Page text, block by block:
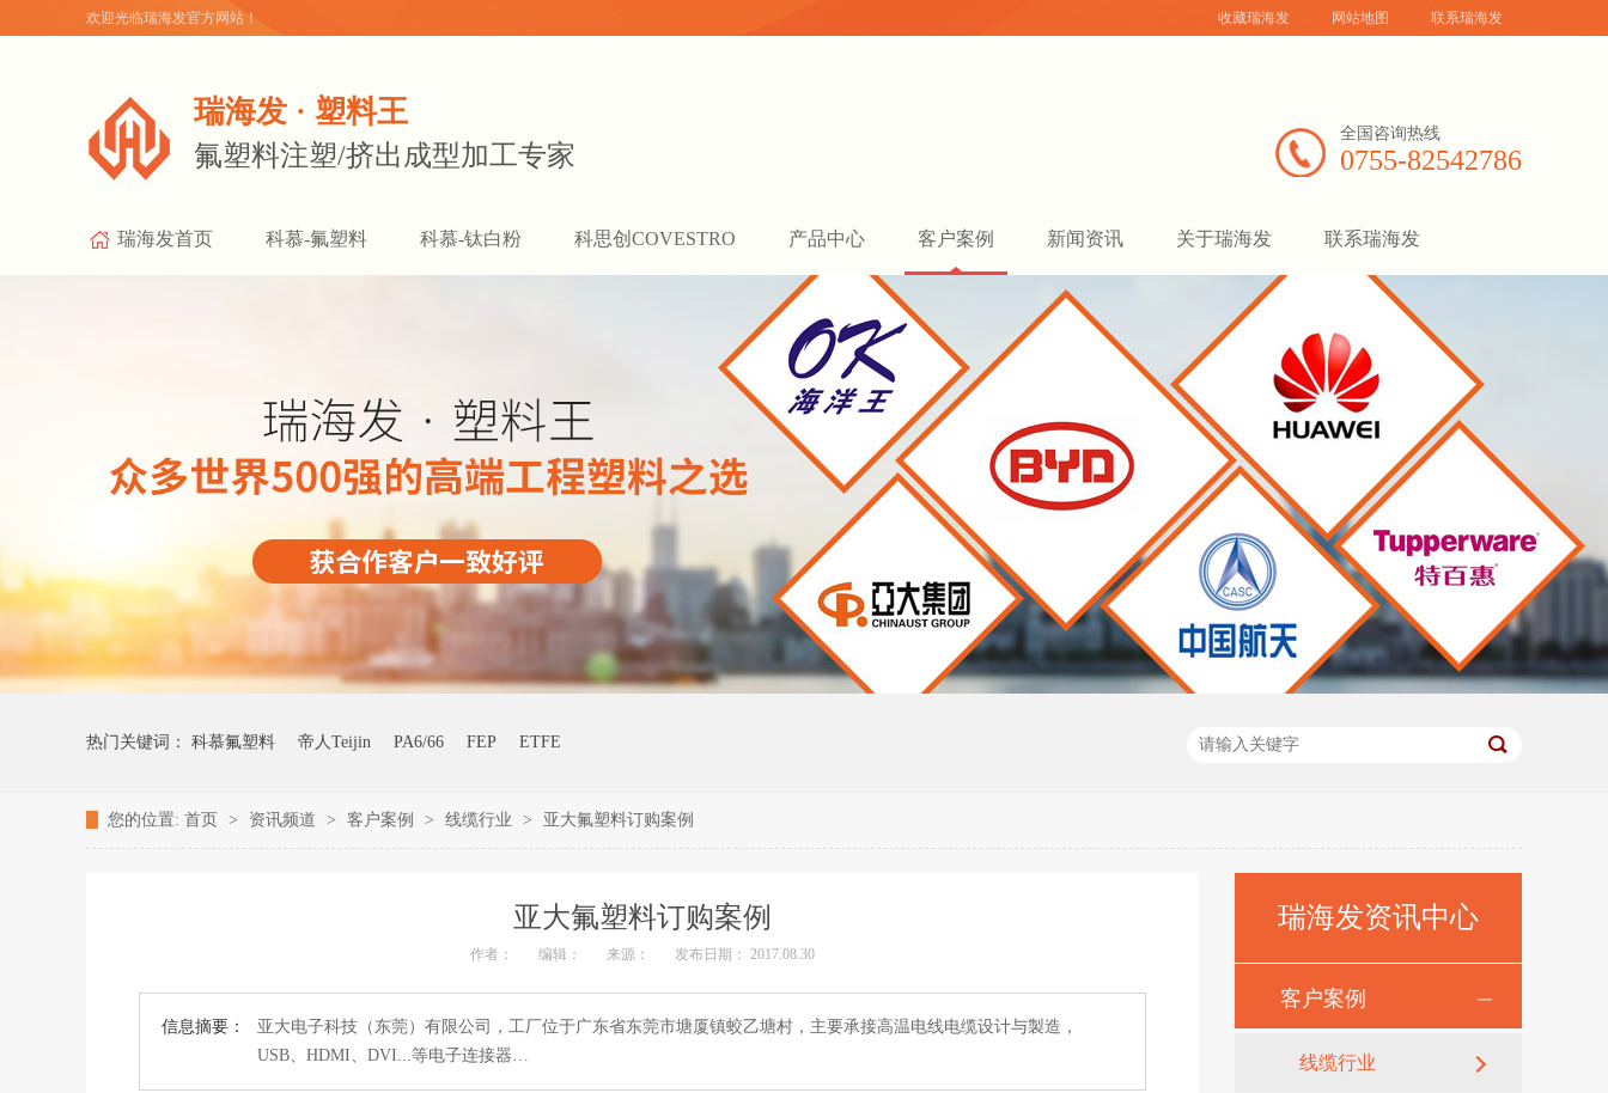
收藏瑞海发 网站地图 联系瑞海发
欢迎光临瑞海发官方网站！
瑞海发 · 塑料王
氟塑料注塑/挤出成型加工专家
全国咨询热线
0755-82542786
瑞海发首页 科慕-氟塑料 科慕-钛白粉 科思创COVESTRO 产品中心 客户案例 新闻资讯 关于瑞海发 联系瑞海发
热门关键词： 科慕氟塑料 帝人Teijin PA6/66 FEP ETFE
您的位置: 首页 > 资讯频道 > 客户案例 > 线缆行业 > 亚大氟塑料订购案例
亚大氟塑料订购案例
作者： 编辑： 来源： 发布日期： 2017.08.30
信息摘要：
亚大电子科技（东莞）有限公司，工厂位于广东省东莞市塘厦镇蛟乙塘村，主要承接高温电线电缆设计与製造，
USB、HDMI、DVI...等电子连接器…
瑞海发资讯中心
客户案例
线缆行业